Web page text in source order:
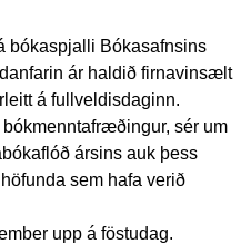
bókaspjalli Bókasafnsins
ár haldið firnavinsælt
á fullveldisdaginn.
sér um
ársins auk þess
sem hafa verið
upp á föstudag.